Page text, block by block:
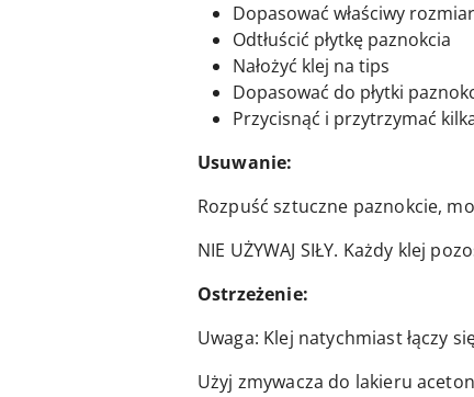
Dopasować właściwy
Odtłuścić płytkę paznokcia
Nałożyć klej na tips
Dopasować do płytki
Przycisnąć i przytrzymać
Usuwanie:
Rozpuść sztuczne paznokcie,
NIE UŻYWAJ SIŁY. Każdy klej
Ostrzeżenie:
Uwaga: Klej natychmiast łączy
Użyj zmywacza do lakieru